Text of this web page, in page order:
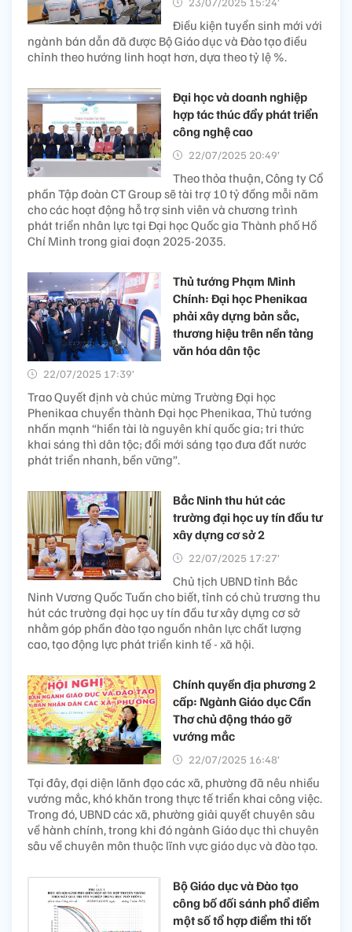
Điều kiện tuyển sinh mới với
ngành bán dẫn đã được Bộ Giáo dục và Đào tạo điều
chỉnh theo hướng linh hoạt hơn, dựa theo tỷ lệ %.
Đại học và doanh nghiệp
hợp tác thúc đẩy phát triển
công nghệ cao
22/07/2025 20:49’
Theo thỏa thuận, Công ty Cổ
phần Tập đoàn CT Group sẽ tài trợ 10 tỷ đồng mỗi năm
cho các hoạt động hỗ trợ sinh viên và chương trình
phát triển nhân lực tại Đại học Quốc gia Thành phố Hồ
Chí Minh trong giai đoạn 2025-2035.
Thủ tướng Phạm Minh
Chính: Đại học Phenikaa
phải xây dựng bản sắc,
thương hiệu trên nền tảng
văn hóa dân tộc
22/07/2025 17:39’
Trao Quyết định và chúc mừng Trường Đại học
Phenikaa chuyển thành Đại học Phenikaa, Thủ tướng
nhấn mạnh “hiền tài là nguyên khí quốc gia; tri thức
khai sáng thì dân tộc; đổi mới sáng tạo đưa đất nước
phát triển nhanh, bền vững”.
Bắc Ninh thu hút các
trường đại học uy tín đầu tư
xây dựng cơ sở 2
22/07/2025 17:27’
Chủ tịch UBND tỉnh Bắc
Ninh Vương Quốc Tuấn cho biết, tỉnh có chủ trương thu
hút các trường đại học uy tín đầu tư xây dựng cơ sở
nhằm góp phần đào tạo nguồn nhân lực chất lượng
cao, tạo động lực phát triển kinh tế - xã hội.
Chính quyền địa phương 2
cấp: Ngành Giáo dục Cần
Thơ chủ động tháo gỡ
vướng mắc
22/07/2025 16:48’
Tại đây, đại diện lãnh đạo các xã, phường đã nêu nhiều
vướng mắc, khó khăn trong thực tế triển khai công việc.
Trong đó, UBND các xã, phường giải quyết chuyên sâu
về hành chính, trong khi đó ngành Giáo dục thì chuyên
sâu về chuyên môn thuộc lĩnh vực giáo dục và đào tạo.
Bộ Giáo dục và Đào tạo
công bố đối sánh phổ điểm
một số tổ hợp điểm thi tốt